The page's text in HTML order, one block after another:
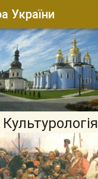
України
Культурологія